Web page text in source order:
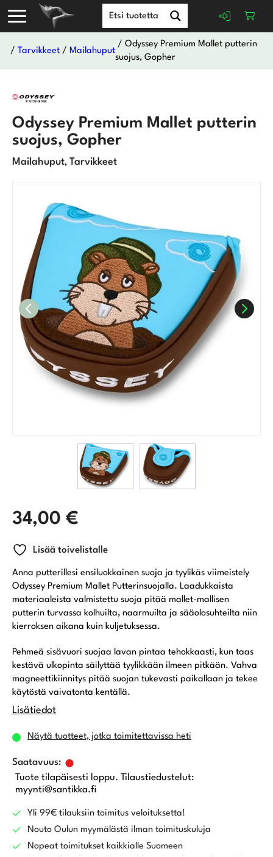
/ Tarvikkeet /Mailahuput
/ Odyssey Premium Mallet putterin
suojus, Gopher
Odyssey Premium Mallet putterin
suojus, Gopher
Mailahuput, Tarvikkeet
34,00 €
Lisää toivelistalle
Anna putterillesi ensiluokkainen suoja ja tyylikäs viimeistely
Odyssey Premium Mallet Putterinsuojalla. Laadukkaista
materiaaleista valmistettu suoja pitää mallet-mallisen
putterin turvassa kolhuilta, naarmuilta ja sääolosuhteilta niin
kierroksen aikana kuin kuljetuksessa.
Pehmeä sisävuori suojaa lavan pintaa tehokkaasti, kun taas
kestävä ulkopinta säilyttää tyylikkään ilmeen pitkään. Vahva
magneettikiinnitys pitää suojan tukevasti paikallaan ja tekee
käytöstä vaivatonta kentällä.
Lisätiedot
Näytä tuotteet, jotka toimitettavissa heti
Tuote tilapäisesti loppu. Tilaustiedustelut:
myynti@santikka.fi
Yli 99€ tilauksiin toimitus veloituksetta!
Nouto Oulun myymälästä ilman toimituskuluja
Nopeat toimitukset kaikkialle Suomeen